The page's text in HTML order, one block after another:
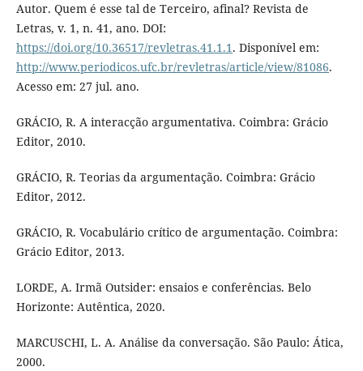
Autor. Quem é esse tal de Terceiro, afinal? Revista de
Letras, v. 1, n. 41, ano. DOI:
https://doi.org/10.36517/revletras.41.1.1. Disponível em:
http://www.periodicos.ufc.br/revletras/article/view/81086.
Acesso em: 27 jul. ano.
GRÁCIO, R. A interacção argumentativa. Coimbra: Grácio
Editor, 2010.
GRÁCIO, R. Teorias da argumentação. Coimbra: Grácio
Editor, 2012.
GRÁCIO, R. Vocabulário crítico de argumentação. Coimbra:
Grácio Editor, 2013.
LORDE, A. Irmã Outsider: ensaios e conferências. Belo
Horizonte: Autêntica, 2020.
MARCUSCHI, L. A. Análise da conversação. São Paulo: Ática,
2000.